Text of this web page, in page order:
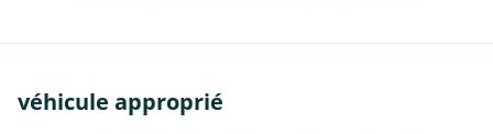
véhicule approprié